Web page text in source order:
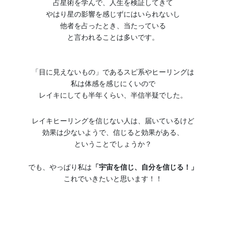
占星術を学んで、人生を検証してきて
やはり星の影響を感じずにはいられないし
他者を占ったとき、当たっている
と言われることは多いです。
「目に見えないもの」であるスピ系やヒーリングは
私は体感を感じにくいので
レイキにしても半年くらい、半信半疑でした。
レイキヒーリングを信じない人は、届いているけど
効果は少ないようで、信じると効果がある、
ということでしょうか？
でも、やっぱり私は 「宇宙を信じ、自分を信じる！」
これでいきたいと思います！！